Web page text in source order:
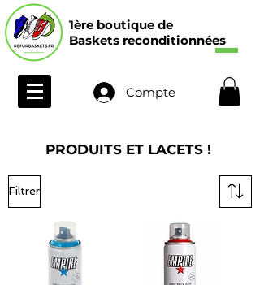
1ère boutique de
Baskets reconditionnées
Compte
PRODUITS ET LACETS !
Filtrer